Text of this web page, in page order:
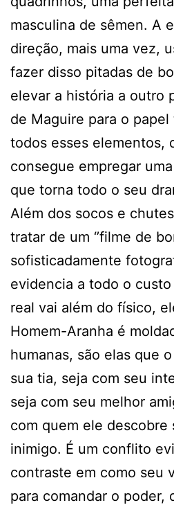
masculina de sêmen. A
direção, mais uma vez,
fazer disso pitadas de
elevar a história a outro
de Maguire para o
todos esses elementos,
consegue empregar
que torna todo o seu
Além dos socos e
tratar de um ‘’filme de
sofisticadamente
evidencia a todo o
real vai além do físico,
Homem-Aranha é
humanas, são elas que
sua tia, seja com seu
seja com seu melhor
com quem ele descobre
inimigo. É um conflito
contraste em como seu
para comandar o poder,